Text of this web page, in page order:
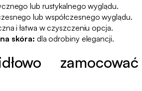
lub rustykalnego wyglądu.
lub współczesnego wyglądu.
i łatwa w czyszczeniu opcja.
skóra: dla odrobiny elegancji.
zamocować